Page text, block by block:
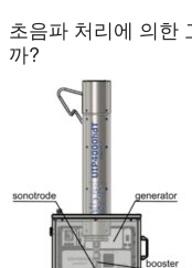
초음파 처리에 의한
까?